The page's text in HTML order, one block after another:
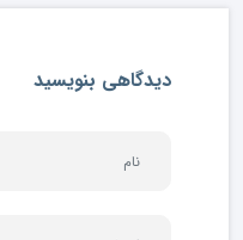
دیدگاهی بنویسید